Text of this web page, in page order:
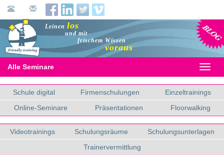
Blog
Leinen los
und mit
frischem Wissen
voraus
Alle Seminare
Schule digital Firmenschulungen
Einzeltrainings
Online-Seminare
Präsentationen Floorwalking
Videotrainings Schulungsräume
Schulungsunterlagen
Trainervermittlung